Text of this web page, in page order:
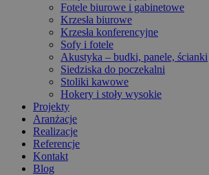
Fotele biurowe i gabinetowe
Krzesła biurowe
Krzesła konferencyjne
Sofy i fotele
Akustyka – budki, panele, ścianki
Siedziska do poczekalni
Stoliki kawowe
Hokery i stoły wysokie
Projekty
Aranżacje
Realizacje
Referencje
Kontakt
Blog